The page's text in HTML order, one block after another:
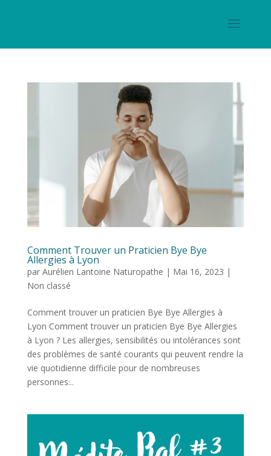
Comment Trouver un Praticien Bye Bye
Allergies à Lyon
par Aurélien Lantoine Naturopathe | Mai 16, 2023 |
Non classé
Comment trouver un praticien Bye Bye Allergies à
Lyon Comment trouver un praticien Bye Bye Allergies
à Lyon ? Les allergies, sensibilités ou intolérances sont
des problèmes de santé courants qui peuvent rendre la
vie quotidienne difficile pour de nombreuses
personnes...